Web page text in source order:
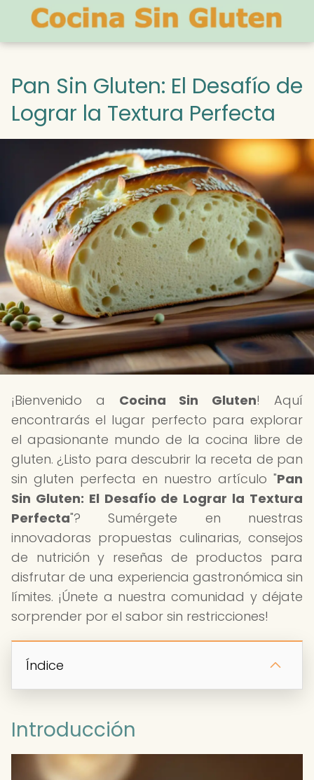
Pan Sin Gluten: El Desafío de
Lograr la Textura Perfecta
¡Bienvenido a Cocina Sin Gluten! Aquí
encontrarás el lugar perfecto para explorar
el apasionante mundo de la cocina libre de
gluten. ¿Listo para descubrir la receta de pan
sin gluten perfecta en nuestro artículo "Pan
Sin Gluten: El Desafío de Lograr la Textura
Perfecta"? Sumérgete en nuestras
innovadoras propuestas culinarias, consejos
de nutrición y reseñas de productos para
disfrutar de una experiencia gastronómica sin
límites. ¡Únete a nuestra comunidad y déjate
sorprender por el sabor sin restricciones!
Índice
Introducción